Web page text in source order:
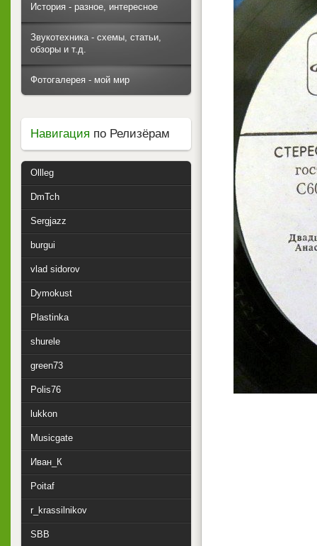
История - разное, интересное
Звукотехника - схемы, статьи,
обзоры и т.д.
Фотогалерея - мой мир
Навигация по Релизёрам
Ollleg
DmTch
Sergjazz
burgui
vlad sidorov
Dymokust
Plastinka
shurele
green73
Polis76
lukkon
Musicgate
Иван_К
Poitaf
r_krassilnikov
SBB